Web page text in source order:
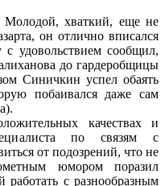
Молодой, хваткий, еще не
он отлично вписался
удовольствием сообщил,
до гардеробщицы
Синичкин успел обаять
побаивался даже сам
качествах и
по связям с
от подозрений, что не
юмором поразил
с разнообразным